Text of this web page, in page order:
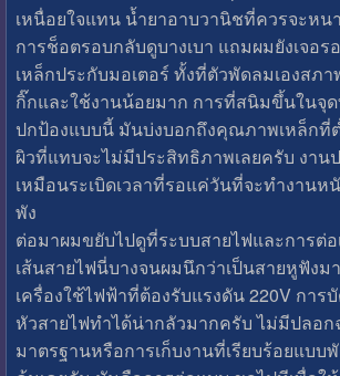
เหนื่อยใจแทน น้ำยาอาบวานิชที่ควรจะหน
การช็อตรอบกลับดูบางเบา แถมผมยังเจอ
เหล็กประกับมอเตอร์ ทั้งที่ตัวพัดลมเองสภ
กิ๊กและใช้งานน้อยมาก การที่สนิมขึ้นในจุ
ปกป้องแบบนี้ มันบ่งบอกถึงคุณภาพเหล็กที่
ผิวที่แทบจะไม่มีประสิทธิภาพเลยครับ งา
เหมือนระเบิดเวลาที่รอแค่วันที่จะทำงาน
พัง
ต่อมาผมขยับไปดูที่ระบบสายไฟและการต่
เส้นสายไฟนี่บางจนผมนึกว่าเป็นสายหูฟังม
เครื่องใช้ไฟฟ้าที่ต้องรับแรงดัน 220V การ
หัวสายไฟทำได้น่ากลัวมากครับ ไม่มีปลอ
มาตรฐานหรือการเก็บงานที่เรียบร้อยแบบ